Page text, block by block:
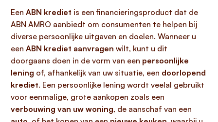
Een ABN krediet is een financieringsproduct dat de
ABN AMRO aanbiedt om consumenten te helpen bij
diverse persoonlijke uitgaven en doelen. Wanneer u
een ABN krediet aanvragen wilt, kunt u dit
doorgaans doen in de vorm van een persoonlijke
lening of, afhankelijk van uw situatie, een doorlopend
krediet. Een persoonlijke lening wordt veelal gebruikt
voor eenmalige, grote aankopen zoals een
verbouwing van uw woning, de aanschaf van een